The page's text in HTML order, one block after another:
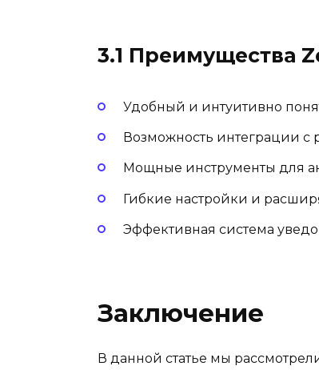
3.1 Преимущества
Удобный и интуитивно
Возможность интеграции
Мощные инструменты для
Гибкие настройки и
Эффективная система
Заключение
В данной статье мы